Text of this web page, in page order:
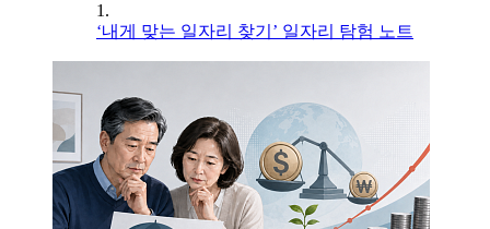
1.
‘내게 맞는 일자리 찾기’ 일자리 탐험 노트